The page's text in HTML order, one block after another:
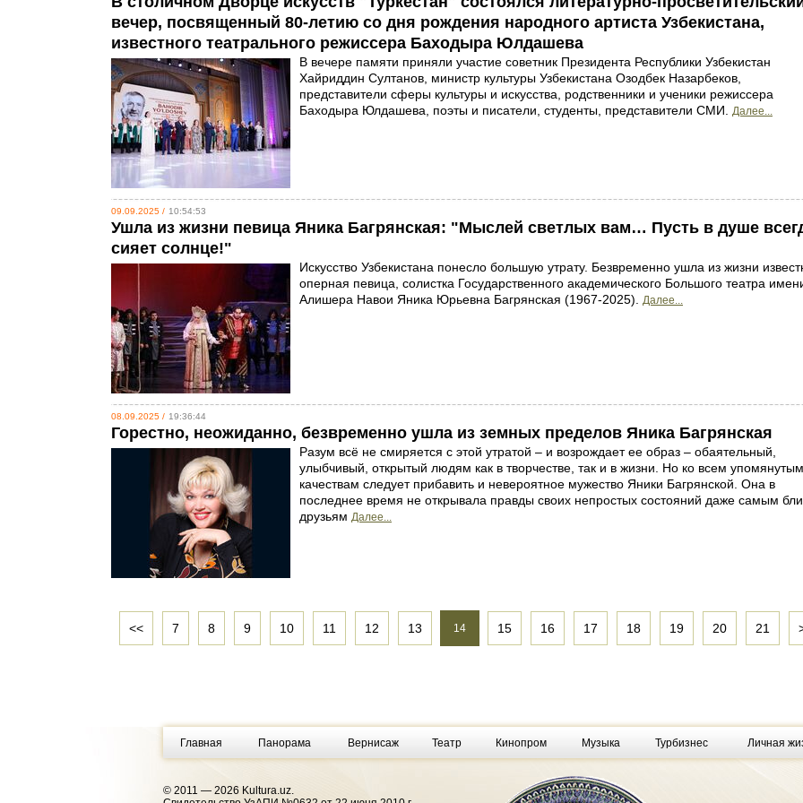
вечер, посвященный 80-летию со дня рождения народного артиста Узбекистана,
известного театрального режиссера Баходыра Юлдашева
В вечере памяти приняли участие советник Президента Республики Узбекистан
Хайриддин Султанов, министр культуры Узбекистана Озодбек Назарбеков,
представители сферы культуры и искусства, родственники и ученики режиссера
Баходыра Юлдашева, поэты и писатели, студенты, представители СМИ. Далее...
09.09.2025 / 10:54:53
Ушла из жизни певица Яника Багрянская: "Мыслей светлых вам… Пусть в душе
сияет солнце!"
Искусство Узбекистана понесло большую утрату. Безвременно ушла из жизни
оперная певица, солистка Государственного академического Большого театра
Алишера Навои Яника Юрьевна Багрянская (1967-2025). Далее...
08.09.2025 / 19:36:44
Горестно, неожиданно, безвременно ушла из земных пределов Яника Багрянская
Разум всё не смиряется с этой утратой – и возрождает ее образ – обаятельный,
улыбчивый, открытый людям как в творчестве, так и в жизни. Но ко всем упомянутым
качествам следует прибавить и невероятное мужество Яники Багрянской. Она в
последнее время не открывала правды своих непростых состояний даже самым
друзьям Далее...
<< 7 8 9 10 11 12 13 14 15 16 17 18 19 20 21
Главная Панорама Вернисаж Театр Кинопром Музыка Турбизнес Личная
© 2011 — 2026 Kultura.uz.